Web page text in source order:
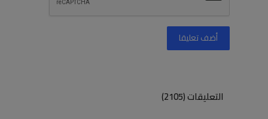
أضف تعليقا
التعليقات (2105)